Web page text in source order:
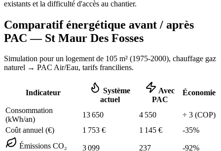
existants et la difficulté d'accès au chantier.
Comparatif énergétique avant / après
PAC — St Maur Des Fosses
Simulation pour un logement de 105 m² (1975-2000), chauffage gaz
naturel → PAC Air/Eau, tarifs franciliens.
Indicateur
Système
actuel
Avec
PAC
Économie
Consommation
(kWh/an)
13 650 4 550 ÷ 3 (COP)
Coût annuel (€)
1 753 € 1 145 € -35%
Émissions CO₂
3 099 237 -92%